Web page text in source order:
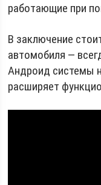
работающие при
В заключение
автомобиля —
Андроид системы
расширяет